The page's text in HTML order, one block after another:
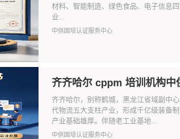
材料、智能制造、绿色食品、电子信息
业...
中供国培认证服务中心
齐齐哈尔 cppm 培训机构中
齐齐哈尔，别称鹤城，黑龙江省域副中
代物流五大支柱产业，形成千亿级装备
产业基础雄厚。伴随老工业基地...
中供国培认证服务中心